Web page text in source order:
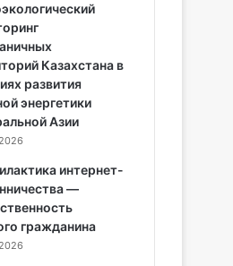
Казахстана в
развития
энергетики
Азии
интернет-
—
гражданина